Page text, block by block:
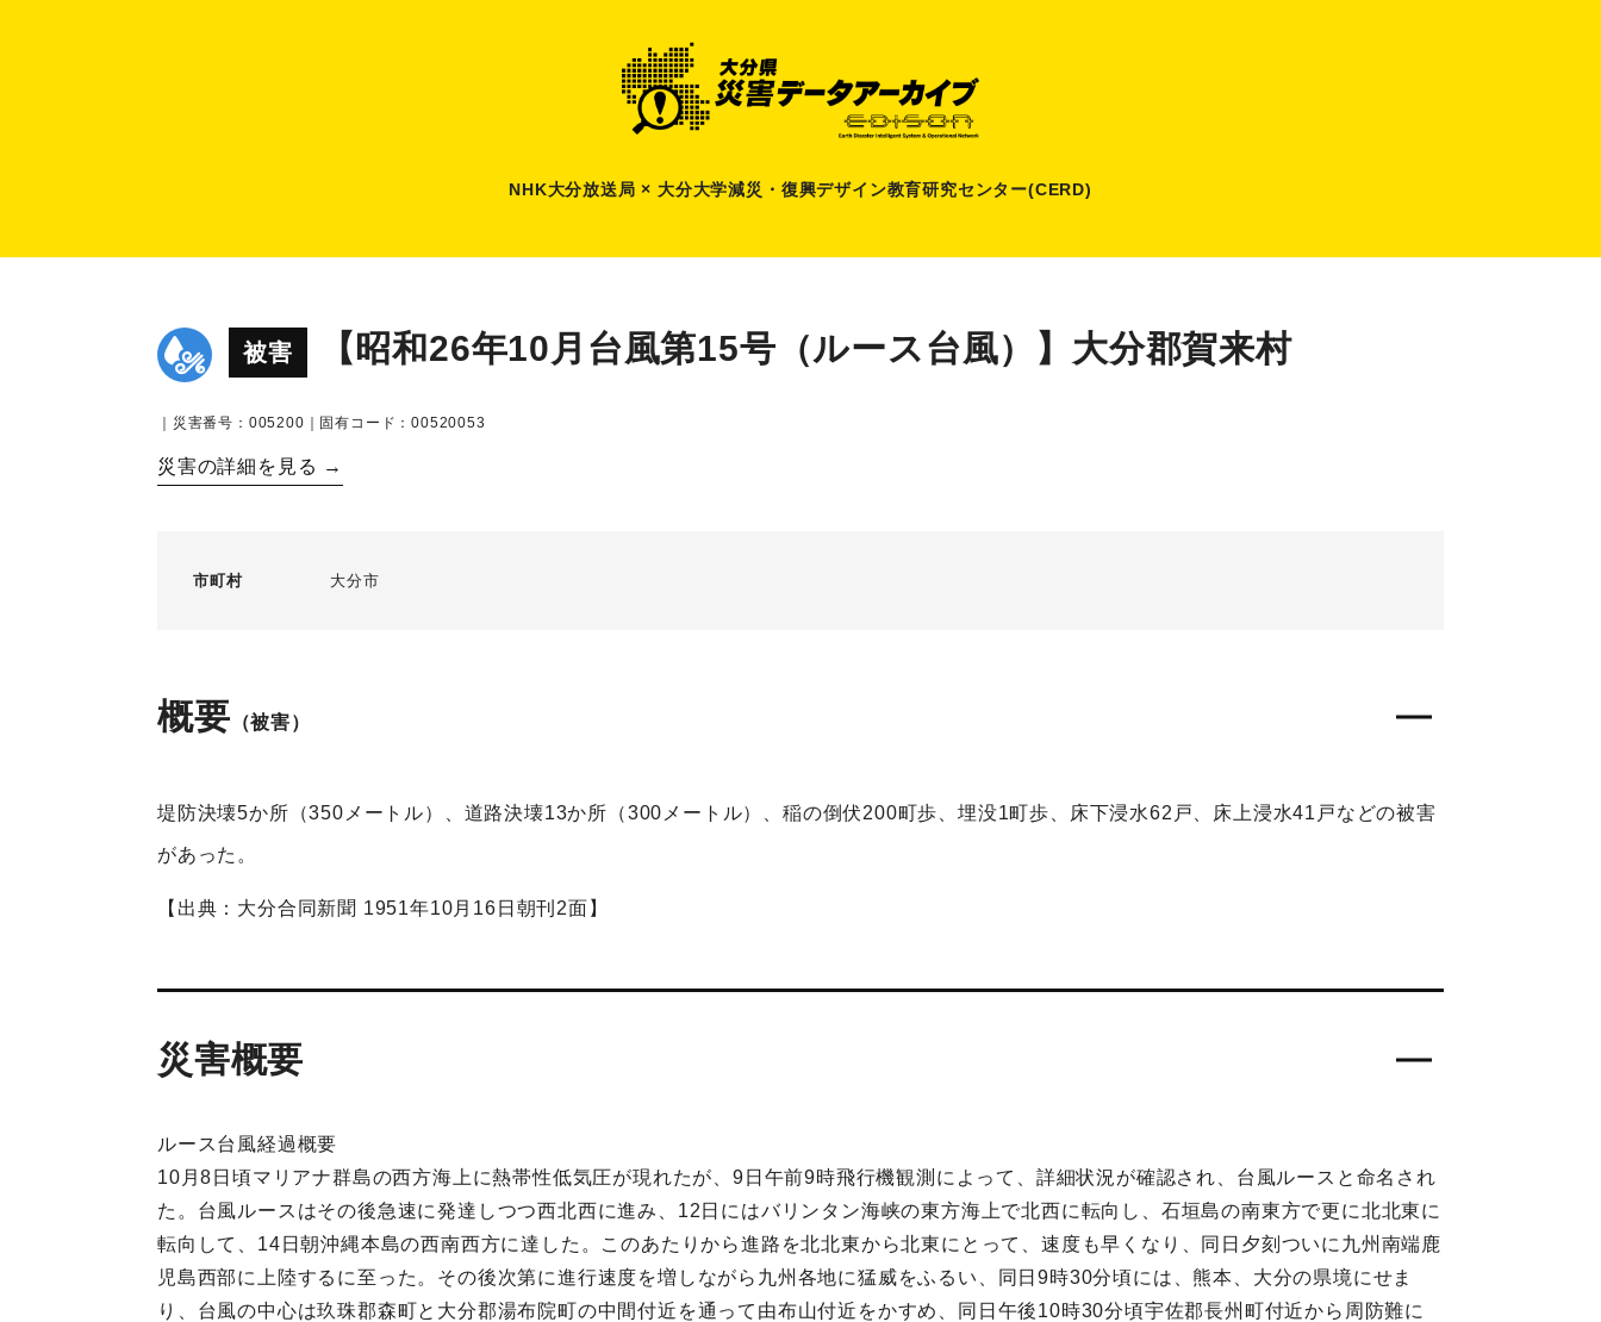
NHK大分放送局 × 大分大学減災 ・ 復興デザイン教育研究センター(CERD)
被害 【昭和26年10月台風第15号（ルース台風）】大分郡賀来村
｜災害番号：005200｜固有コード：00520053
災害の詳細を見る →
市町村 大分市
概要 （被害）
堤防決壊5か所（350メートル）、道路決壊13か所（300メートル）、稲の倒伏200町歩、埋没1町歩、床下浸水62戸、床上浸水41戸などの被害
があった。
【出典：大分合同新聞 1951年10月16日朝刊2面】
災害概要
ルース台風経過概要
10月8日頃マリアナ群島の西方海上に熱帯性低気圧が現れたが、9日午前9時飛行機観測によって、詳細状況が確認され、台風ルースと命名され
た。台風ルースはその後急速に発達しつつ西北西に進み、12日にはバリンタン海峡の東方海上で北西に転向し、石垣島の南東方で更に北北東に
転向して、14日朝沖縄本島の西南西方に達した。このあたりから進路を北北東から北東にとって、速度も早くなり、同日夕刻ついに九州南端鹿
児島西部に上陸するに至った。その後次第に進行速度を増しながら九州各地に猛威をふるい、同日9時30分頃には、熊本、大分の県境にせま
り、台風の中心は玖珠郡森町と大分郡湯布院町の中間付近を通って由布山付近をかすめ、同日午後10時30分頃宇佐郡長州町付近から周防難に